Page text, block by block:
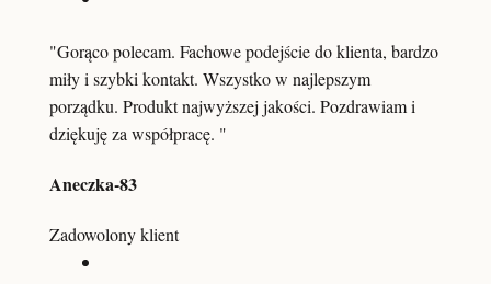
"Gorąco polecam. Fachowe podejście do klienta, bardzo
miły i szybki kontakt. Wszystko w najlepszym
porządku. Produkt najwyższej jakości. Pozdrawiam i
dziękuję za współpracę. "
Aneczka-83
Zadowolony klient